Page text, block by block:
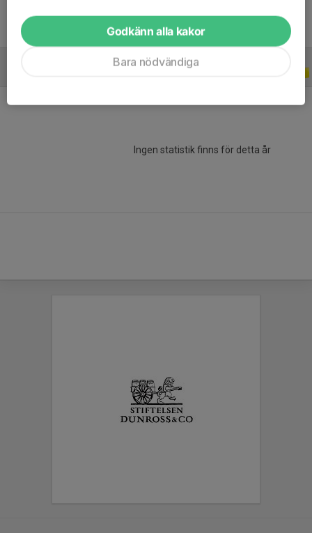
Ingen statistik finns för detta år
Godkänn alla kakor
Bara nödvändiga